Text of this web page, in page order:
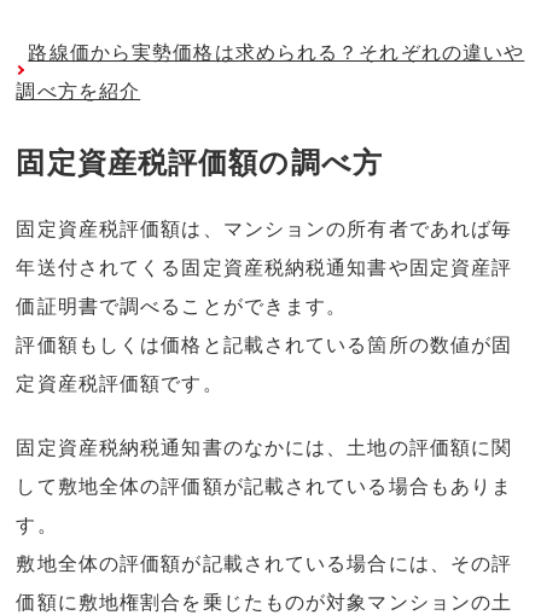
路線価から実勢価格は求められる？それぞれの違いや
調べ方を紹介
固定資産税評価額の調べ方
固定資産税評価額は、マンションの所有者であれば毎
年送付されてくる固定資産税納税通知書や固定資産評
価証明書で調べることができます。
評価額もしくは価格と記載されている箇所の数値が固
定資産税評価額です。
固定資産税納税通知書のなかには、土地の評価額に関
して敷地全体の評価額が記載されている場合もありま
す。
敷地全体の評価額が記載されている場合には、その評
価額に敷地権割合を乗じたものが対象マンションの土